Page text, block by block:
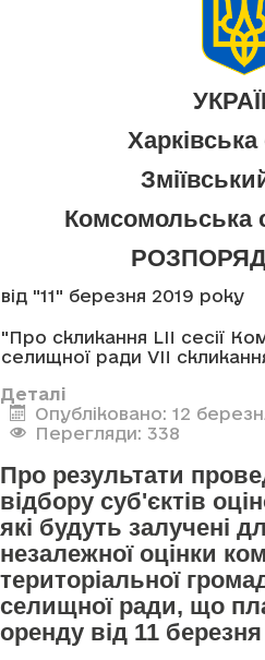
Комсомольська
від "11" березня 2019 року
"Про скликання LII сесії
селищної ради VII
Деталі
Опубліковано: 12
Перегляди: 338
Про результати
відбору суб'єктів
які будуть залучені
незалежної оцінки
територіальної
селищної ради, що
оренду від 11